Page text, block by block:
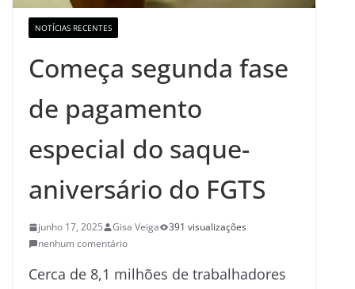
NOTÍCIAS RECENTES
Começa segunda fase
de pagamento
especial do saque-
aniversário do FGTS
junho 17, 2025 Gisa Veiga
391 visualizações
nenhum comentário
Cerca de 8,1 milhões de trabalhadores